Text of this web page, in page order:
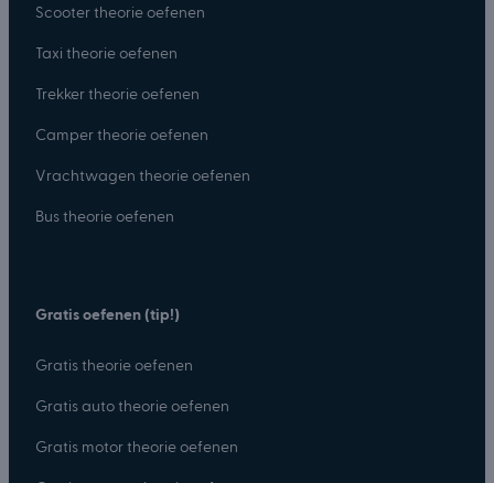
Scooter theorie oefenen
Taxi theorie oefenen
Trekker theorie oefenen
Camper theorie oefenen
Vrachtwagen theorie oefenen
Bus theorie oefenen
Gratis oefenen (tip!)
Gratis theorie oefenen
Gratis auto theorie oefenen
Gratis motor theorie oefenen